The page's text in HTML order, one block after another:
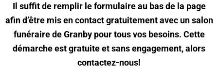
Il suffit de remplir le formulaire au bas de la page
afin d’être mis en contact gratuitement avec un salon
funéraire de Granby pour tous vos besoins. Cette
démarche est gratuite et sans engagement, alors
contactez-nous!